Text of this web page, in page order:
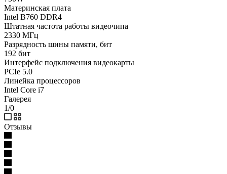
Материнская плата
Intel B760 DDR4
Штатная частота работы видеочипа
2330 МГц
Разрядность шины памяти, бит
192 бит
Интерфейс подключения видеокарты
PCIe 5.0
Линейка процессоров
Intel Core i7
Галерея
1/0 —
Отзывы